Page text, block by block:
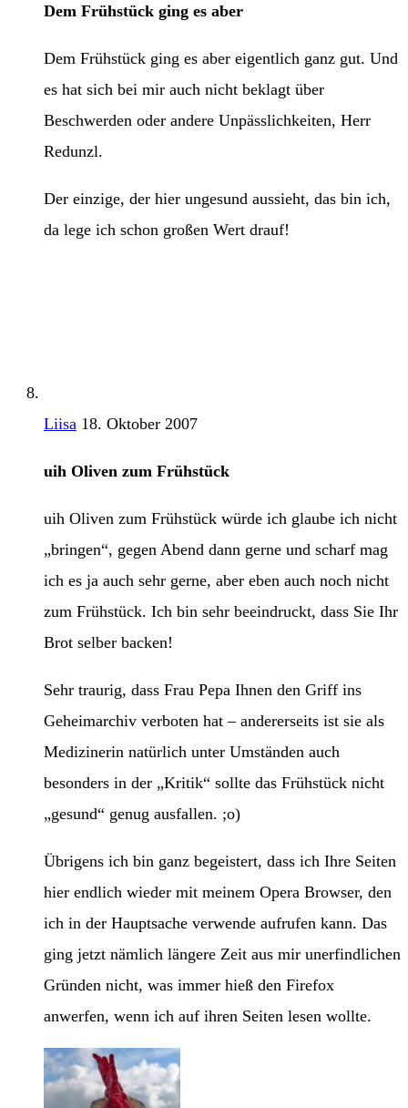
Dem Frühstück ging es aber
Dem Frühstück ging es aber eigentlich ganz gut. Und
es hat sich bei mir auch nicht beklagt über
Beschwerden oder andere Unpässlichkeiten, Herr
Redunzl.
Der einzige, der hier ungesund aussieht, das bin ich,
da lege ich schon großen Wert drauf!
Liisa 18. Oktober 2007
uih Oliven zum Frühstück
uih Oliven zum Frühstück würde ich glaube ich nicht
„bringen“, gegen Abend dann gerne und scharf mag
ich es ja auch sehr gerne, aber eben auch noch nicht
zum Frühstück. Ich bin sehr beeindruckt, dass Sie Ihr
Brot selber backen!
Sehr traurig, dass Frau Pepa Ihnen den Griff ins
Geheimarchiv verboten hat – andererseits ist sie als
Medizinerin natürlich unter Umständen auch
besonders in der „Kritik“ sollte das Frühstück nicht
„gesund“ genug ausfallen. ;o)
Übrigens ich bin ganz begeistert, dass ich Ihre Seiten
hier endlich wieder mit meinem Opera Browser, den
ich in der Hauptsache verwende aufrufen kann. Das
ging jetzt nämlich längere Zeit aus mir unerfindlichen
Gründen nicht, was immer hieß den Firefox
anwerfen, wenn ich auf ihren Seiten lesen wollte.